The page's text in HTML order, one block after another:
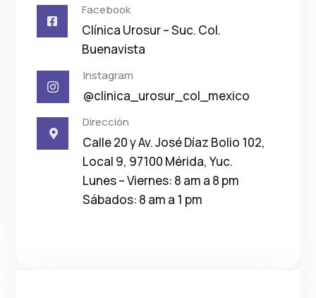

Facebook
Clínica Urosur – Suc. Col.
Buenavista

Instagram
@clinica_urosur_col_mexico

Dirección
Calle 20 y Av. José Díaz Bolio 102,
Local 9, 97100 Mérida, Yuc.
Lunes – Viernes: 8 am a 8 pm
Sábados: 8 am a 1 pm